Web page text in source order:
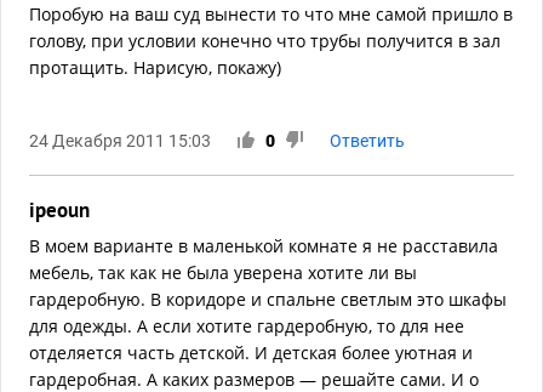
Поробую на ваш суд вынести то что мне самой пришло в
голову, при условии конечно что трубы получится в зал
протащить. Нарисую, покажу)
24 Декабря 2011 15:03 0 Ответить
ipeoun
В моем варианте в маленькой комнате я не расставила
мебель, так как не была уверена хотите ли вы
гардеробную. В коридоре и спальне светлым это шкафы
для одежды. А если хотите гардеробную, то для нее
отделяется часть детской. И детская более уютная и
гардеробная. А каких размеров — решайте сами. И о